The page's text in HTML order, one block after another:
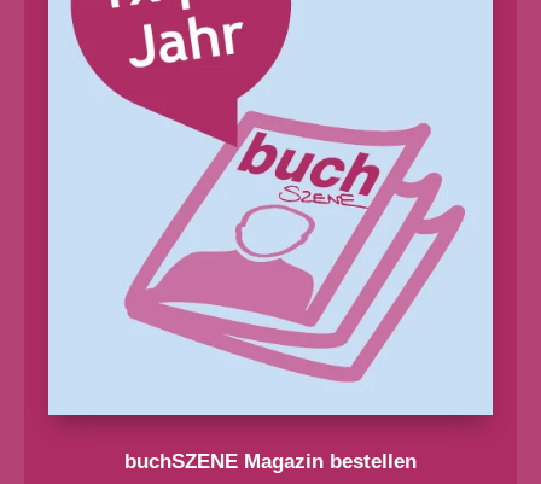
buchSZENE Magazin bestellen